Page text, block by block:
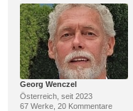
Georg Wenczel
Österreich, seit 2023
67 Werke, 20 Kommentare